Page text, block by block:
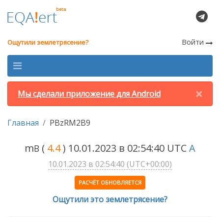
Ощутили землетрясение? Войти
×
Мы сделали приложение для Android
Главная PBzRM2B9
mB ( 4.4) 10.01.2023 в 02:54:40 UTCA
10.01.2023 в 02:54:40 (UTC+00:00)
РАСЧЁТ ОБНОВЛЯЕТСЯ
Ощутили это землетрясение?